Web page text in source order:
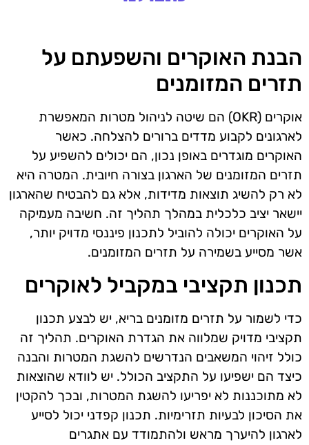
הבנת האוקרים והשפעתם על
תזרים המזומנים
אוקרים (OKR) הם שיטה לניהול מטרות המאפשרת
לארגונים לקבוע מדדים ברורים להצלחה. כאשר
האוקרים מוגדרים באופן נכון, הם יכולים להשפיע על
תזרים המזומנים של הארגון בצורה חיובית. המטרה היא
לא רק להשיג תוצאות מדידות, אלא גם להבטיח שהארגון
יישאר יציב כלכלית במהלך תהליך זה. חשיבה מעמיקה
על האוקרים יכולה להוביל לתכנון פיננסי מדויק יותר,
אשר מסייע בשמירה על תזרים המזומנים.
תכנון תקציבי במקביל לאוקרים
כדי לשמור על תזרים מזומנים בריא, יש לבצע תכנון
תקציבי מדויק שמלווה את הגדרת האוקרים. תהליך זה
כולל זיהוי המשאבים הנדרשים להשגת המטרות והבנה
כיצד הם ישפיעו על התקציב הכולל. יש לוודא שהוצאות
לא מתוכננות לא יפריעו להשגת המטרות, ובכך להקטין
את הסיכון לבעיות תזרימיות. תכנון קפדני יכול לסייע
לארגון להיערך מראש ולהתמודד עם אתגרים